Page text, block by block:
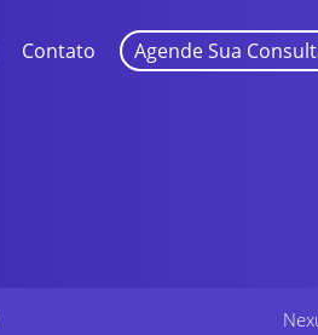
Contato Agende Sua